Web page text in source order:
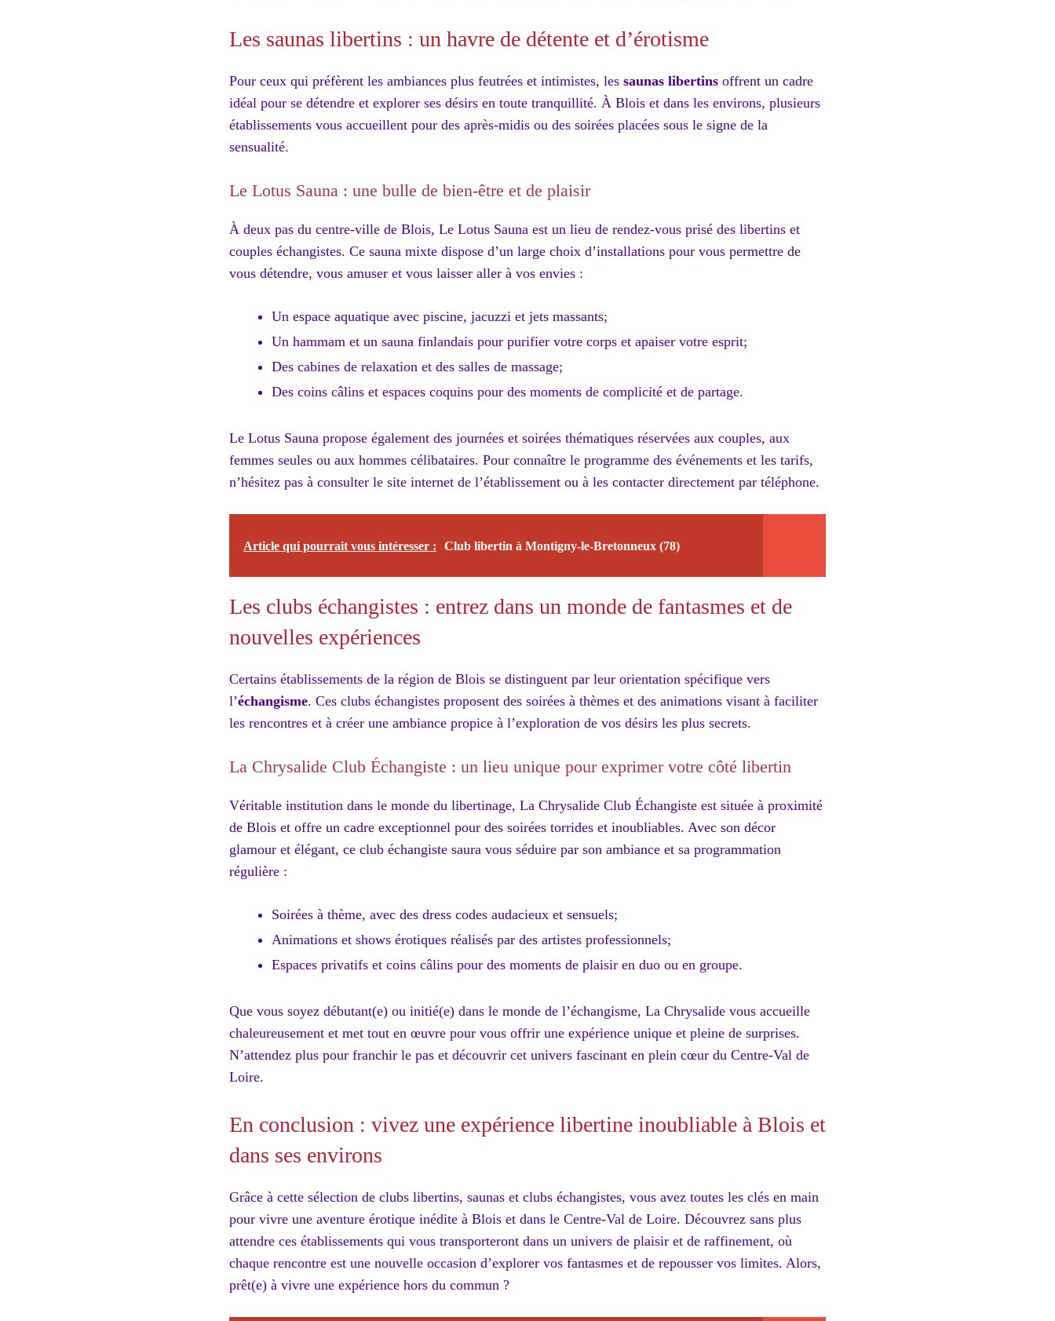
Les saunas libertins : un havre de détente et d’érotisme
Pour ceux qui préfèrent les ambiances plus feutrées et intimistes, les saunas libertins offrent un cadre
idéal pour se détendre et explorer ses désirs en toute tranquillité. À Blois et dans les environs, plusieurs
établissements vous accueillent pour des après-midis ou des soirées placées sous le signe de la
sensualité.
Le Lotus Sauna : une bulle de bien-être et de plaisir
À deux pas du centre-ville de Blois, Le Lotus Sauna est un lieu de rendez-vous prisé des libertins et
couples échangistes. Ce sauna mixte dispose d’un large choix d’installations pour vous permettre de
vous détendre, vous amuser et vous laisser aller à vos envies :
Un espace aquatique avec piscine, jacuzzi et jets massants;
Un hammam et un sauna finlandais pour purifier votre corps et apaiser votre esprit;
Des cabines de relaxation et des salles de massage;
Des coins câlins et espaces coquins pour des moments de complicité et de partage.
Le Lotus Sauna propose également des journées et soirées thématiques réservées aux couples, aux
femmes seules ou aux hommes célibataires. Pour connaître le programme des événements et les tarifs,
n’hésitez pas à consulter le site internet de l’établissement ou à les contacter directement par téléphone.
Article qui pourrait vous intéresser : Club libertin à Montigny-le-Bretonneux (78)
Les clubs échangistes : entrez dans un monde de fantasmes et de
nouvelles expériences
Certains établissements de la région de Blois se distinguent par leur orientation spécifique vers
l’échangisme. Ces clubs échangistes proposent des soirées à thèmes et des animations visant à faciliter
les rencontres et à créer une ambiance propice à l’exploration de vos désirs les plus secrets.
La Chrysalide Club Échangiste : un lieu unique pour exprimer votre côté libertin
Véritable institution dans le monde du libertinage, La Chrysalide Club Échangiste est située à proximité
de Blois et offre un cadre exceptionnel pour des soirées torrides et inoubliables. Avec son décor
glamour et élégant, ce club échangiste saura vous séduire par son ambiance et sa programmation
régulière :
Soirées à thème, avec des dress codes audacieux et sensuels;
Animations et shows érotiques réalisés par des artistes professionnels;
Espaces privatifs et coins câlins pour des moments de plaisir en duo ou en groupe.
Que vous soyez débutant(e) ou initié(e) dans le monde de l’échangisme, La Chrysalide vous accueille
chaleureusement et met tout en œuvre pour vous offrir une expérience unique et pleine de surprises.
N’attendez plus pour franchir le pas et découvrir cet univers fascinant en plein cœur du Centre-Val de
Loire.
En conclusion : vivez une expérience libertine inoubliable à Blois et
dans ses environs
Grâce à cette sélection de clubs libertins, saunas et clubs échangistes, vous avez toutes les clés en main
pour vivre une aventure érotique inédite à Blois et dans le Centre-Val de Loire. Découvrez sans plus
attendre ces établissements qui vous transporteront dans un univers de plaisir et de raffinement, où
chaque rencontre est une nouvelle occasion d’explorer vos fantasmes et de repousser vos limites. Alors,
prêt(e) à vivre une expérience hors du commun ?